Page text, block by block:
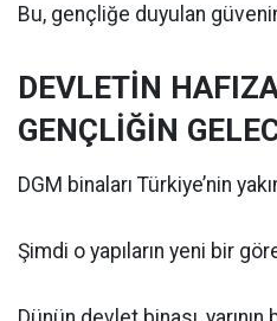
Bu, gençliğe duyulan
DEVLETİN
GENÇLİĞİN
DGM binaları Türkiye’nin
Şimdi o yapıların yeni bir